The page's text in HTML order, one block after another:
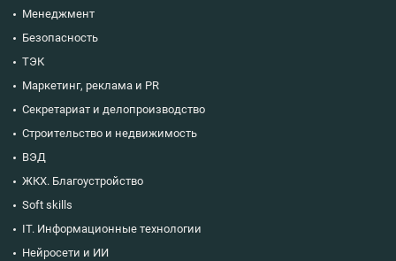
Менеджмент
Безопасность
ТЭК
Маркетинг, реклама и PR
Секретариат и делопроизводство
Строительство и недвижимость
ВЭД
ЖКХ. Благоустройство
Soft skills
IT. Информационные технологии
Нейросети и ИИ